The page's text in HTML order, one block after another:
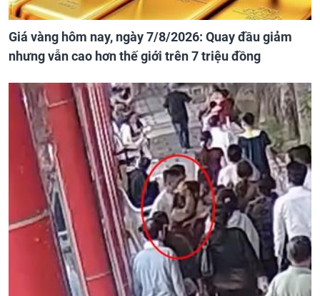
Giá vàng hôm nay, ngày 7/8/2026: Quay đầu giảm
nhưng vẫn cao hơn thế giới trên 7 triệu đồng